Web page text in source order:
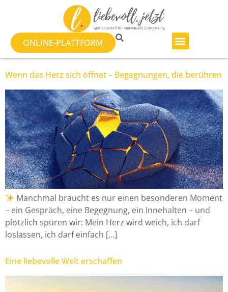
ONLINE-PLATTFORM
Wenn das Herz sich öffnet – Begegnungen, die berühren
Manchmal braucht es nur einen besonderen Moment
– ein Gespräch, eine Begegnung, ein Innehalten – und
plötzlich spüren wir: Mein Herz wird weich, ich darf
loslassen, ich darf einfach […]
Eine liebevolle Welt erschaffen